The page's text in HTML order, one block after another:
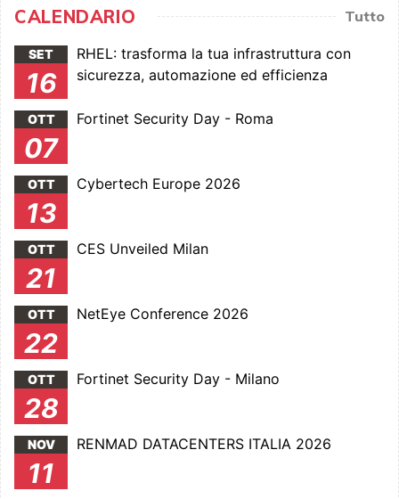
CALENDARIO Tutto
SET
16
RHEL: trasforma la tua infrastruttura con
sicurezza, automazione ed efficienza
OTT
07
Fortinet Security Day - Roma
OTT
13
Cybertech Europe 2026
OTT
21
CES Unveiled Milan
OTT
22
NetEye Conference 2026
OTT
28
Fortinet Security Day - Milano
NOV
11
RENMAD DATACENTERS ITALIA 2026